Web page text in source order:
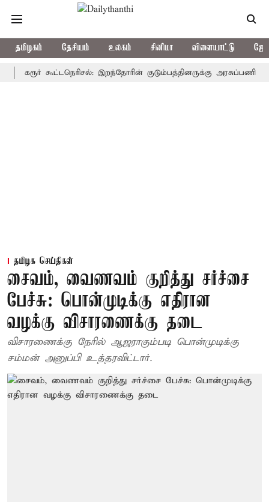
தமிழகம் தேசியம் உலகம் சினிமா விளையாட்டு
கூட்டநெரிசல்: இறந்தோரின் குடும்பத்தினருக்கு அரசுப்பணி
தமிழக செய்திகள்
சைவம், வைணவம் குறித்து சர்ச்சை
பேச்சு: பொன்முடிக்கு எதிரான
வழக்கு விசாரணைக்கு தடை
விசாரணைக்கு நேரில் ஆஜராகும்படி பொன்முடிக்கு
சம்மன் அனுப்பி உத்தரவிட்டார்.